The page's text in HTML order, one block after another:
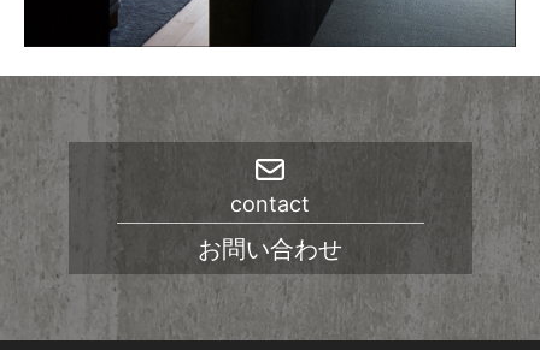
contact
お問い合わせ